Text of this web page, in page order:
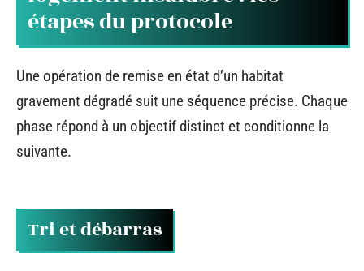
étapes du protocole
Une opération de remise en état d’un habitat
gravement dégradé suit une séquence précise. Chaque
phase répond à un objectif distinct et conditionne la
suivante.
Tri et débarras